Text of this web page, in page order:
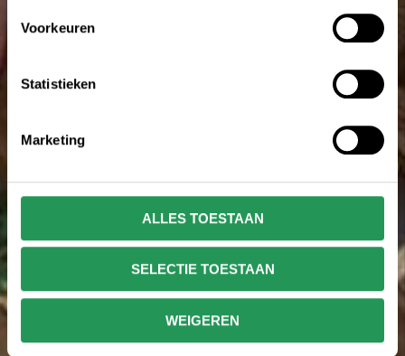
Voorkeuren
Statistieken
Marketing
ALLES TOESTAAN
SELECTIE TOESTAAN
WEIGEREN